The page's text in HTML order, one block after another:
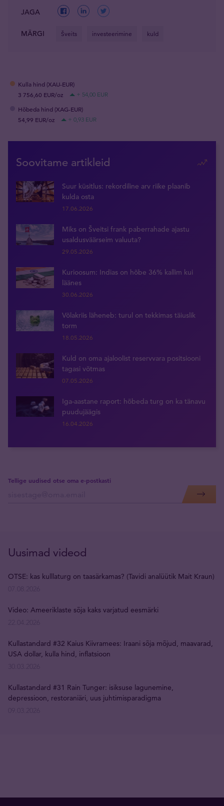
JAGA
MÄRGI Šveits investeerimine kuld
Kulla hind (XAU-EUR)
3 756,60 EUR/oz
+ 54,00 EUR
Hõbeda hind (XAG-EUR)
54,99 EUR/oz
+ 0,93 EUR
Soovitame artikleid
Suur küsitlus: rekordiline arv riike plaanib
kulda osta
17.06.2026
Miks on Šveitsi frank paberrahade ajastu
usaldusväärseim valuuta?
29.05.2026
Kurioosum: Indias on hõbe 36% kallim kui
läänes
30.06.2026
Võlakriis läheneb: turul on tekkimas täiuslik
torm
18.05.2026
Kuld on oma ajaloolist reservvara positsiooni
tagasi võtmas
07.05.2026
Iga-aastane raport: hõbeda turg on ka tänavu
puudujäägis
16.04.2026
Tellige uudised otse oma e-postkasti
Uusimad videod
OTSE: kas kulllaturg on taasärkamas? (Tavidi analüütik Mait Kraun)
Video: Ameeriklaste sõja kaks varjatud eesmärki
Kullastandard #32 Kaius Kiivramees: Iraani sõja mõjud, maavarad,
USA dollar, kulla hind, inflatsioon
Kullastandard #31 Rain Tunger: isiksuse lagunemine,
depressioon, restoraniäri, uus juhtimisparadigma